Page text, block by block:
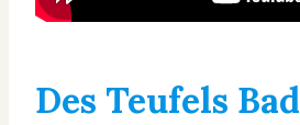
Des Teufels Bad